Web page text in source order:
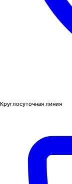
Круглосуточная линия